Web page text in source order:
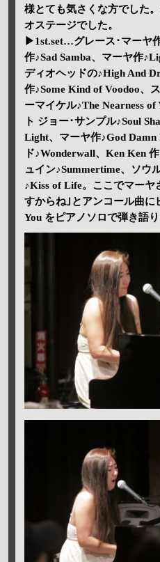
様とても気さくな方でした
オステージでした。
▶1st.set…グレース･マーヤ
作♪Sad Samba、マーヤ作
ディオヘッドの♪High And
作♪Some Kind of Voodoo、
ーマイケル♪The Nearness
ト ジョー･サンプル♪Soul
Light、マーヤ作♪God
ド♪Wonderwall、Ken Ken
ュイン♪Summertime、ソウ
♪Kiss of Life。ここでマーヤ
すからね｣とアンコール曲
You をピアノソロで弾き語り